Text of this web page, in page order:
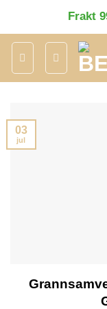
content
Frakt
03
jul